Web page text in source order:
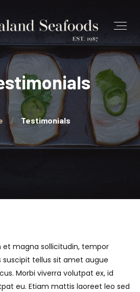
Testimonials
et magna sollicitudin, tempor
tellus sit amet augue
Morbi viverra volutpat ex, id
eu. Etiam mattis laoreet leo sed